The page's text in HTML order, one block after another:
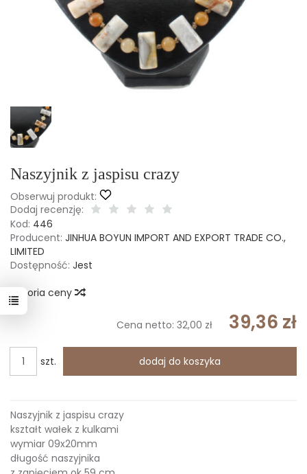
Naszyjnik z jaspisu crazy
Obserwuj produkt:
Dodaj recenzję:
Kod: 446
Producent: JINHUA BOYUN IMPORT AND EXPORT TRADE CO.,
LIMITED
Dostępność: Jest
Historia ceny
Cena netto: 32,00 zł 39,36 zł
szt. dodaj do koszyka
Naszyjnik z jaspisu crazy
kształt wałek z kulkami
wymiar 09x20mm
długość naszyjnika